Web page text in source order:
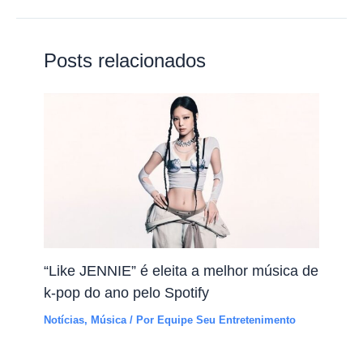
Posts relacionados
“Like JENNIE” é eleita a melhor música de
k-pop do ano pelo Spotify
Notícias, Música / Por Equipe Seu Entretenimento